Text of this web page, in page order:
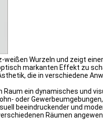
Wurzeln und zeigt
markanten Effekt zu
die in verschiedene
ein dynamisches und
oder
beeindruckender und
Räumen